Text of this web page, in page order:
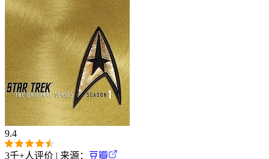
9.4
3千+人评价 | 来源： 豆瓣